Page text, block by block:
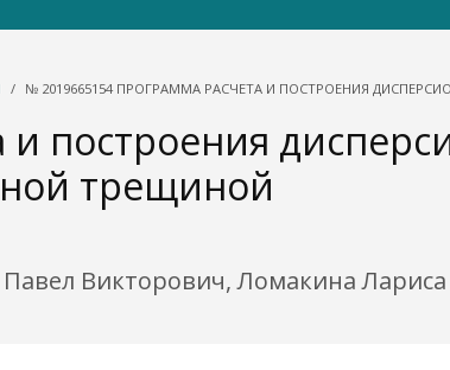
№ 2019665154 ПРОГРАММА РАСЧЕТА И ПОСТРОЕНИЯ
построения
трещиной
Викторович, Ломакина